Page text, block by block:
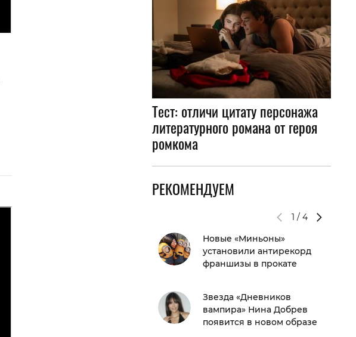
Тест: отличи цитату персонажа
литературного романа от героя
ромкома
РЕКОМЕНДУЕМ
1 / 4
Новые «Миньоны»
установили антирекорд
франшизы в прокате
Звезда «Дневников
вампира» Нина Добрев
появится в новом образе